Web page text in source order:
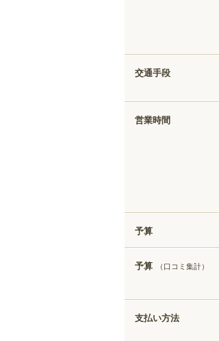
交通手段
営業時間
予算
予算 （口コミ集計）
支払い方法